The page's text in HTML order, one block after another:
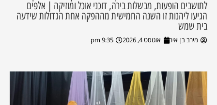
לתושבים הופעות, מבשלות בירה, דוכני אוכל ומוזיקה | אלפים
הגיעו ליהנות זו השנה החמישית מההפקה אחת הגדולות שידעה
בית שמש
מירב בן יאיר אוגוסט 4, 2026 9:35 pm